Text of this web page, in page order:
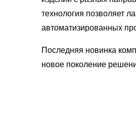
технология позволяет
автоматизированных
Последняя новинка
новое поколение